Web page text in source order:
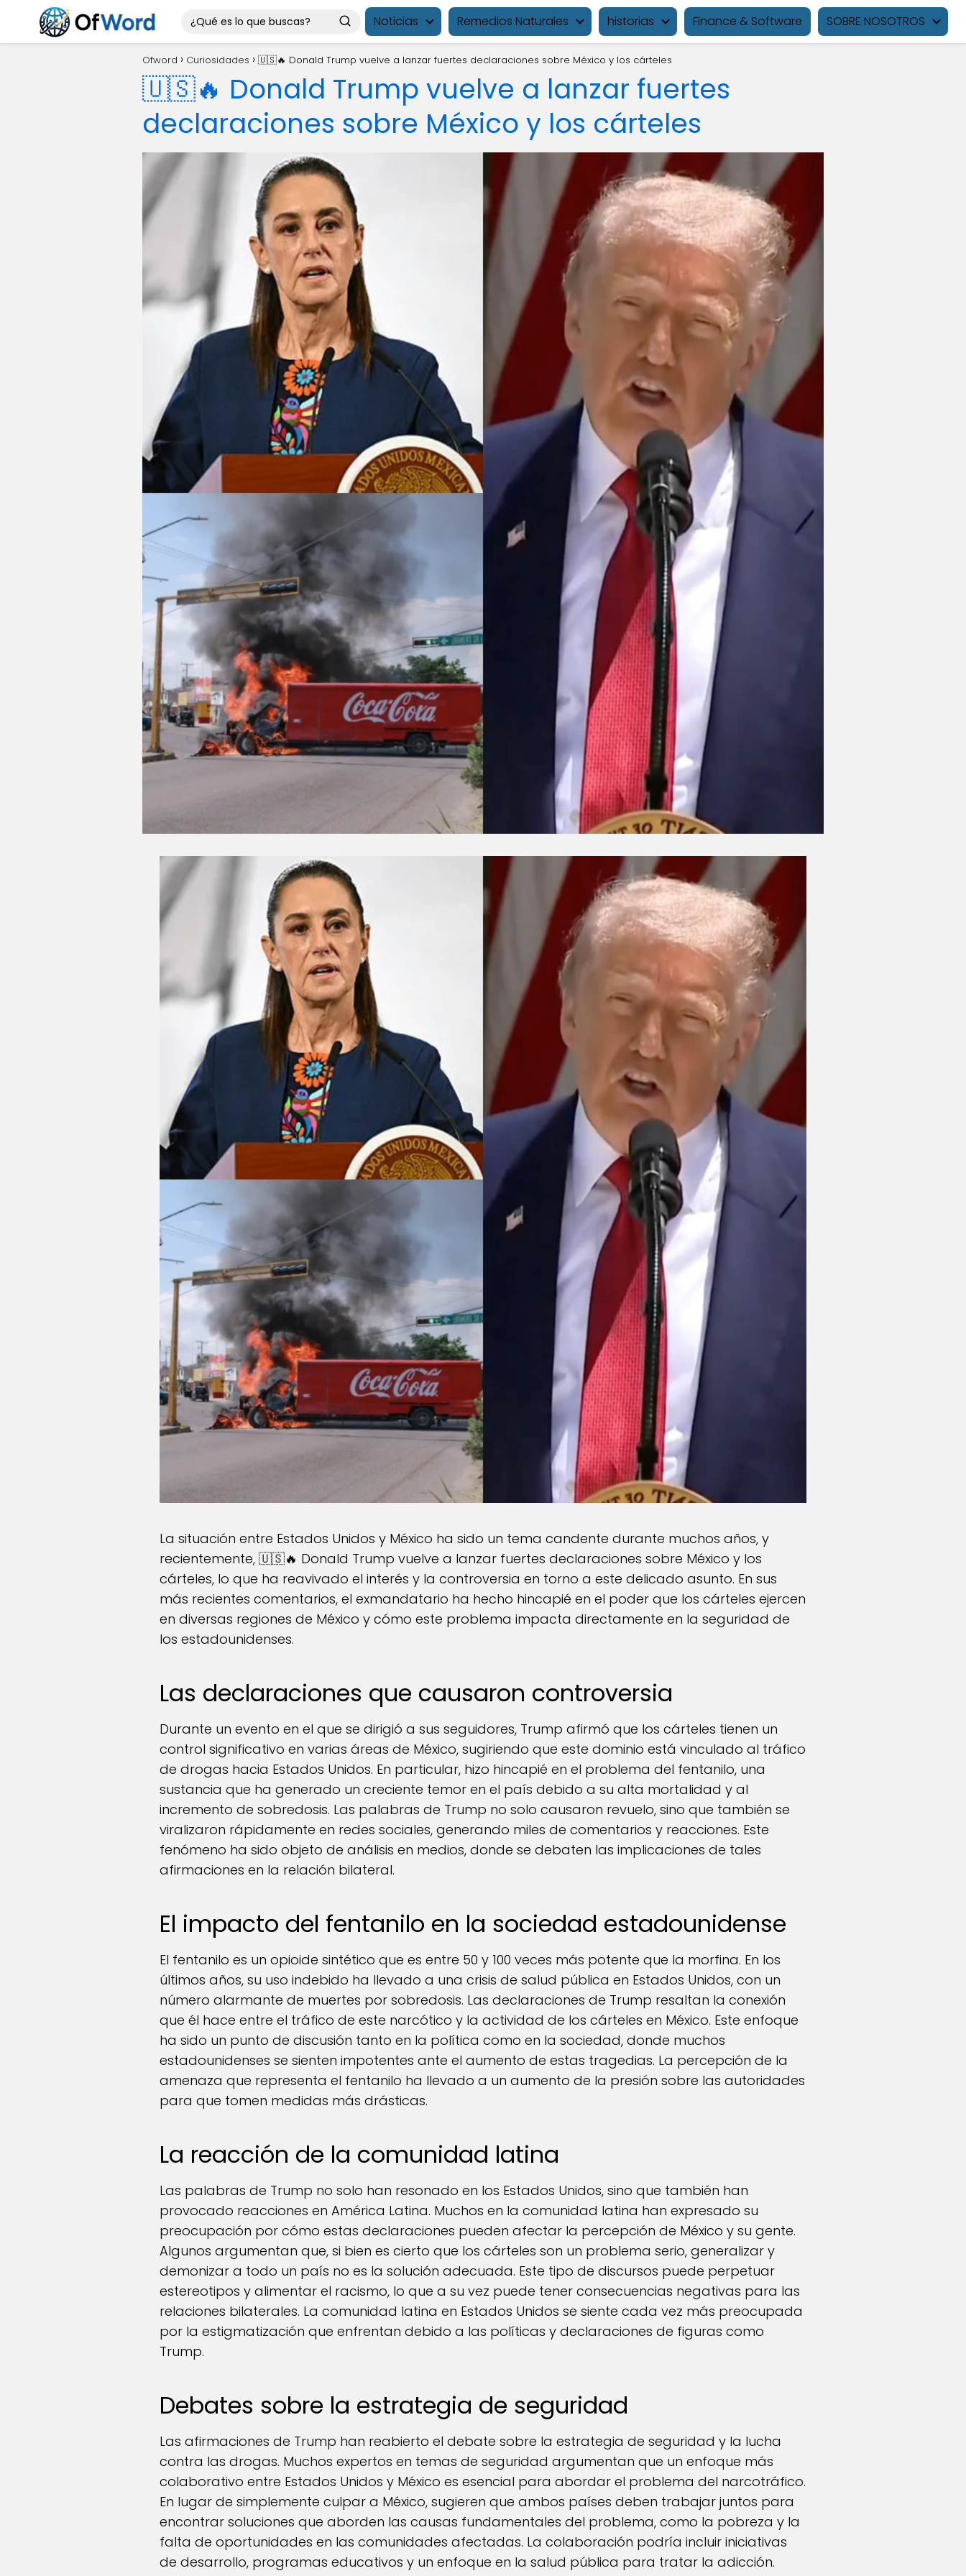
Noticias Remedios Naturales historias Finance & Software SOBRE NOSOTROS
Ofword Curiosidades 🇺🇸🔥 Donald Trump vuelve a lanzar fuertes declaraciones sobre México y los cárteles
🇺🇸🔥 Donald Trump vuelve a lanzar fuertes
declaraciones sobre México y los cárteles
La situación entre Estados Unidos y México ha sido un tema candente durante muchos años, y
recientemente, 🇺🇸🔥 Donald Trump vuelve a lanzar fuertes declaraciones sobre México y los
cárteles, lo que ha reavivado el interés y la controversia en torno a este delicado asunto. En sus
más recientes comentarios, el exmandatario ha hecho hincapié en el poder que los cárteles ejercen
en diversas regiones de México y cómo este problema impacta directamente en la seguridad de
los estadounidenses.
Las declaraciones que causaron controversia
Durante un evento en el que se dirigió a sus seguidores, Trump afirmó que los cárteles tienen un
control significativo en varias áreas de México, sugiriendo que este dominio está vinculado al tráfico
de drogas hacia Estados Unidos. En particular, hizo hincapié en el problema del fentanilo, una
sustancia que ha generado un creciente temor en el país debido a su alta mortalidad y al
incremento de sobredosis. Las palabras de Trump no solo causaron revuelo, sino que también se
viralizaron rápidamente en redes sociales, generando miles de comentarios y reacciones. Este
fenómeno ha sido objeto de análisis en medios, donde se debaten las implicaciones de tales
afirmaciones en la relación bilateral.
El impacto del fentanilo en la sociedad estadounidense
El fentanilo es un opioide sintético que es entre 50 y 100 veces más potente que la morfina. En los
últimos años, su uso indebido ha llevado a una crisis de salud pública en Estados Unidos, con un
número alarmante de muertes por sobredosis. Las declaraciones de Trump resaltan la conexión
que él hace entre el tráfico de este narcótico y la actividad de los cárteles en México. Este enfoque
ha sido un punto de discusión tanto en la política como en la sociedad, donde muchos
estadounidenses se sienten impotentes ante el aumento de estas tragedias. La percepción de la
amenaza que representa el fentanilo ha llevado a un aumento de la presión sobre las autoridades
para que tomen medidas más drásticas.
La reacción de la comunidad latina
Las palabras de Trump no solo han resonado en los Estados Unidos, sino que también han
provocado reacciones en América Latina. Muchos en la comunidad latina han expresado su
preocupación por cómo estas declaraciones pueden afectar la percepción de México y su gente.
Algunos argumentan que, si bien es cierto que los cárteles son un problema serio, generalizar y
demonizar a todo un país no es la solución adecuada. Este tipo de discursos puede perpetuar
estereotipos y alimentar el racismo, lo que a su vez puede tener consecuencias negativas para las
relaciones bilaterales. La comunidad latina en Estados Unidos se siente cada vez más preocupada
por la estigmatización que enfrentan debido a las políticas y declaraciones de figuras como
Trump.
Debates sobre la estrategia de seguridad
Las afirmaciones de Trump han reabierto el debate sobre la estrategia de seguridad y la lucha
contra las drogas. Muchos expertos en temas de seguridad argumentan que un enfoque más
colaborativo entre Estados Unidos y México es esencial para abordar el problema del narcotráfico.
En lugar de simplemente culpar a México, sugieren que ambos países deben trabajar juntos para
encontrar soluciones que aborden las causas fundamentales del problema, como la pobreza y la
falta de oportunidades en las comunidades afectadas. La colaboración podría incluir iniciativas
de desarrollo, programas educativos y un enfoque en la salud pública para tratar la adicción.